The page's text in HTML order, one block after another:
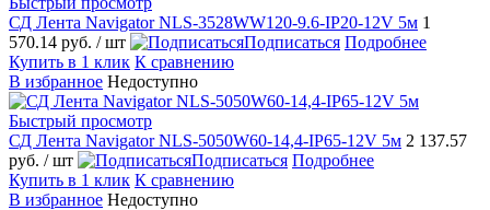
СД Лента Navigator NLS-3528WW120-9.6-IP20-12V 5м 1
570.14 руб. / шт Подписаться Подробнее
Купить в 1 клик К сравнению
В избранное Недоступно
Быстрый просмотр
СД Лента Navigator NLS-5050W60-14,4-IP65-12V 5м 2 137.57
руб. / шт Подписаться Подробнее
Купить в 1 клик К сравнению
В избранное Недоступно